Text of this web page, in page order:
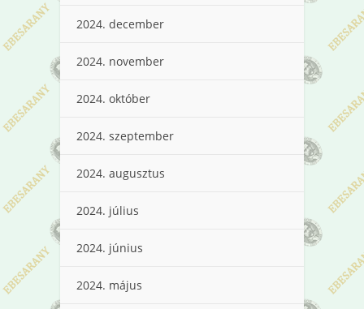
2024. december
2024. november
2024. október
2024. szeptember
2024. augusztus
2024. július
2024. június
2024. május